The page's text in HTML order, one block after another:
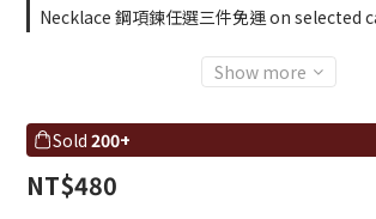
Necklace 鋼項鍊任選三件免運 on selected
Show more
Sold 200+
NT$480